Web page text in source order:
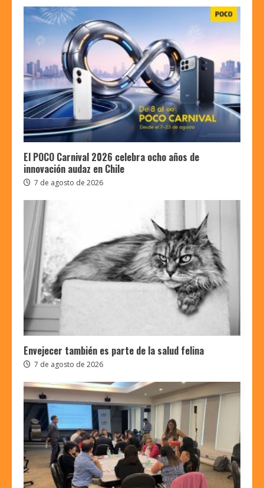
El POCO Carnival 2026 celebra ocho años de
innovación audaz en Chile
7 de agosto de 2026
Envejecer también es parte de la salud felina
7 de agosto de 2026